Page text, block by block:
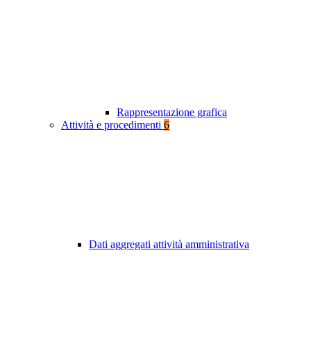
Rappresentazione grafica
Attività e procedimenti 6
Dati aggregati attività amministrativa